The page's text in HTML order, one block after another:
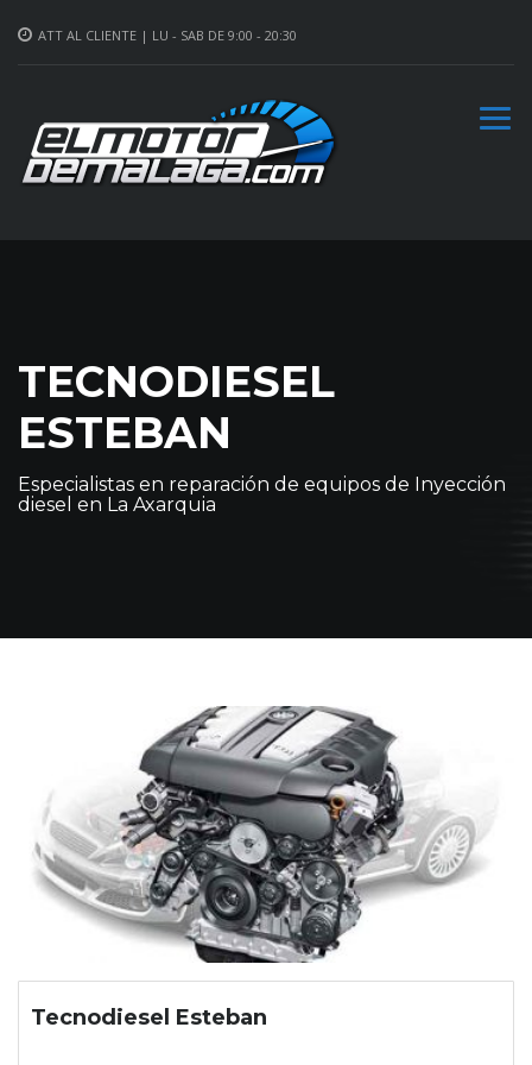
ATT AL CLIENTE | LU - SAB DE 9:00 - 20:30
TECNODIESEL
ESTEBAN
Especialistas en reparación de equipos de Inyección
diesel en La Axarquia
Tecnodiesel Esteban